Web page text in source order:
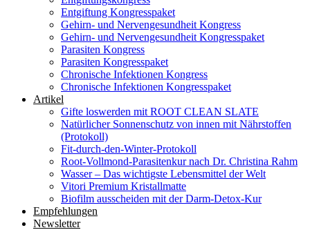
Entgiftung Kongresspaket
Gehirn- und Nervengesundheit Kongress
Gehirn- und Nervengesundheit Kongresspaket
Parasiten Kongress
Parasiten Kongresspaket
Chronische Infektionen Kongress
Chronische Infektionen Kongresspaket
Artikel
Gifte loswerden mit ROOT CLEAN SLATE
Natürlicher Sonnenschutz von innen mit Nährstoffen
(Protokoll)
Fit-durch-den-Winter-Protokoll
Root-Vollmond-Parasitenkur nach Dr. Christina Rahm
Wasser – Das wichtigste Lebensmittel der Welt
Vitori Premium Kristallmatte
Biofilm ausscheiden mit der Darm-Detox-Kur
Empfehlungen
Newsletter